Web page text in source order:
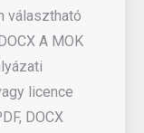
választható
A MOK
licence
DOCX